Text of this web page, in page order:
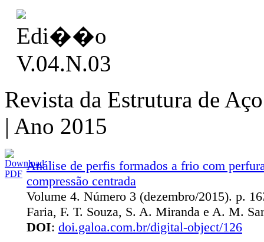
Revista da Estrutura de
| Ano 2015
Análise de perfis formados a frio com
compressão centrada
Volume 4. Número 3 (dezembro/2015). p.
Faria, F. T. Souza, S. A. Miranda e A. M.
DOI: doi.galoa.com.br/digital-object/126